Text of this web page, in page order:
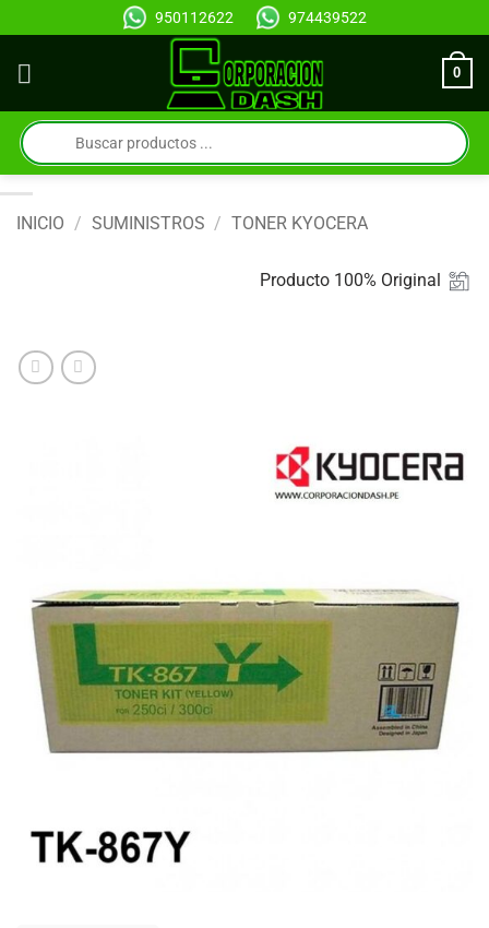
al
contenido
950112622 974439522
0
Búsqueda
de
productos
INICIO / SUMINISTROS / TONER KYOCERA
Producto 100% Original